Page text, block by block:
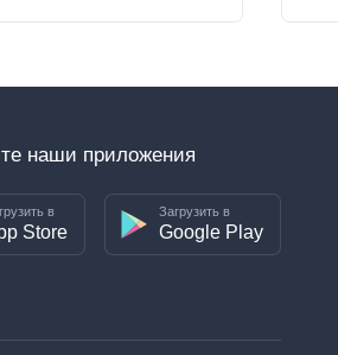
наши приложения
в
Store
Загрузить в
Google Play